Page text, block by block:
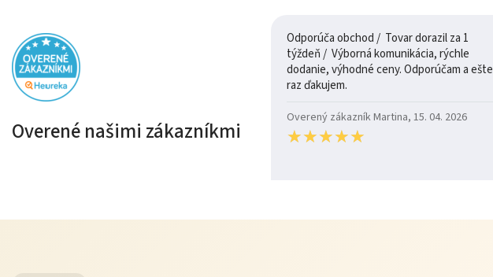
Overené našimi zákazníkmi
Odporúča obchod / Tovar dorazil za 1
týždeň / Výborná komunikácia, rýchle
dodanie, výhodné ceny. Odporúčam a ešte
raz ďakujem.
Overený zákazník Martina, 15. 04. 2026
★★★★★
★★★★★